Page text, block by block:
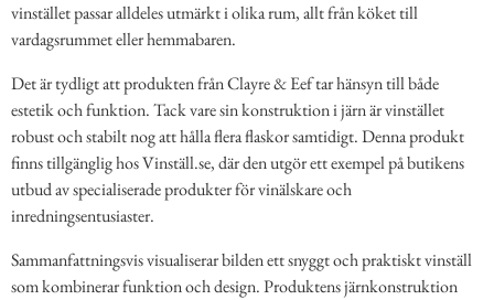
vinstället passar alldeles utmärkt i olika rum, allt från köket till
vardagsrummet eller hemmabaren.
Det är tydligt att produkten från Clayre & Eef tar hänsyn till både
estetik och funktion. Tack vare sin konstruktion i järn är vinstället
robust och stabilt nog att hålla flera flaskor samtidigt. Denna produkt
finns tillgänglig hos Vinställ.se, där den utgör ett exempel på butikens
utbud av specialiserade produkter för vinälskare och
inredningsentusiaster.
Sammanfattningsvis visualiserar bilden ett snyggt och praktiskt vinställ
som kombinerar funktion och design. Produktens järnkonstruktion